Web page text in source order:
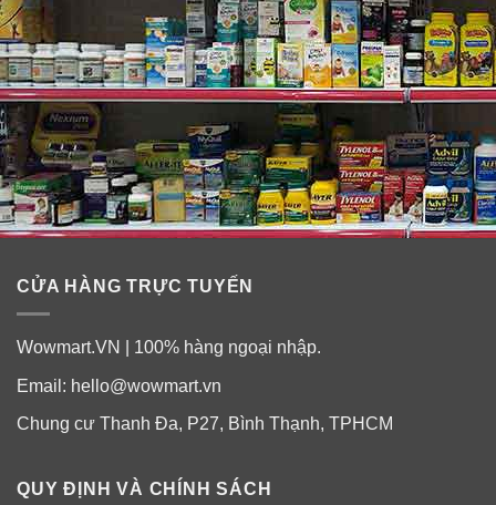
CỬA HÀNG TRỰC TUYẾN
Wowmart.VN | 100% hàng ngoại nhập.
Email: hello@wowmart.vn
Chung cư Thanh Đa, P27, Bình Thạnh, TPHCM
QUY ĐỊNH VÀ CHÍNH SÁCH